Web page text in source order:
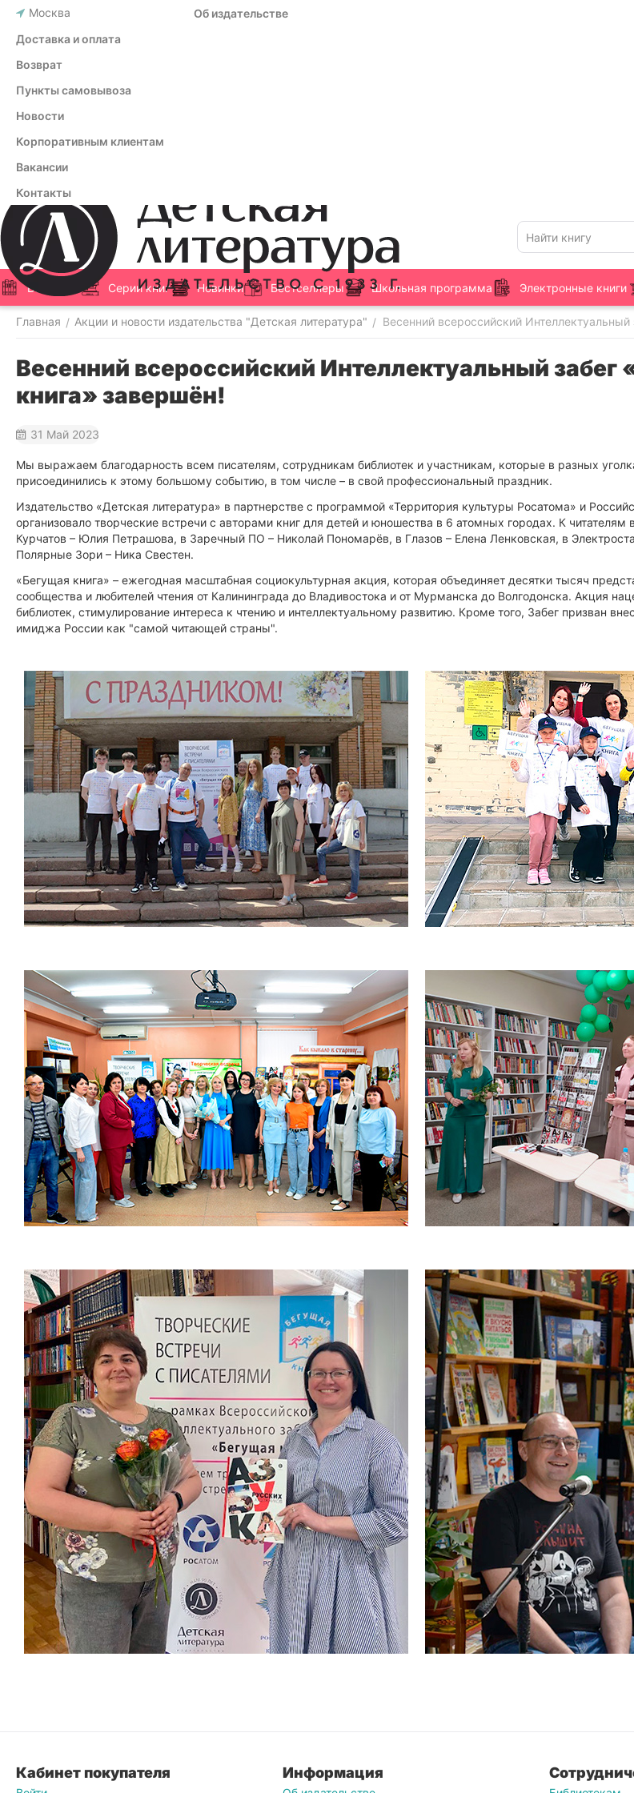
Москва
Об издательстве
Доставка и оплата
Возврат
Пункты самовывоза
Новости
Корпоративным клиентам
Вакансии
Контакты
Все книги Серии книг Новинки Бестселлеры Школьная программа Электронные книги
Главная / Акции и новости издательства "Детская литература" / Весенний всероссийский
Весенний всероссийский Интеллектуальный забег
книга» завершён!
31 Май 2023
Мы выражаем благодарность всем писателям, сотрудникам библиотек и участникам, которые в разных
присоединились к этому большому событию, в том числе – в свой профессиональный праздник.
Издательство «Детская литература» в партнерстве с программой «Территория культуры Росатома» и
организовало творческие встречи с авторами книг для детей и юношества в 6 атомных городах. К читателям
Курчатов – Юлия Петрашова, в Заречный ПО – Николай Пономарёв, в Глазов – Елена Ленковская, в
Полярные Зори – Ника Свестен.
«Бегущая книга» – ежегодная масштабная социокультурная акция, которая объединяет десятки тысяч
сообщества и любителей чтения от Калининграда до Владивостока и от Мурманска до Волгодонска. Акция
библиотек, стимулирование интереса к чтению и интеллектуальному развитию. Кроме того, Забег призван
имиджа России как "самой читающей страны".
Кабинет покупателя Информация